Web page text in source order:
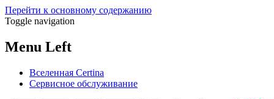
Перейти к основному содержанию
Toggle navigation
Menu Left
Вселенная Certina
Сервисное обслуживание